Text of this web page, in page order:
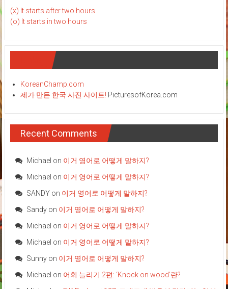
(x) It starts after two hours
(o) It starts in two hours
KoreanChamp.com
제가 만든 한국 사진 사이트! PicturesofKorea.com
Recent Comments
Michael on 이거 영어로 어떻게 말하지?
Michael on 이거 영어로 어떻게 말하지?
SANDYon 이거 영어로 어떻게 말하지?
Sandyon 이거 영어로 어떻게 말하지?
Michael on 이거 영어로 어떻게 말하지?
Michael on 이거 영어로 어떻게 말하지?
Sunnyon 이거 영어로 어떻게 말하지?
Michael on 어휘 늘리기 2편: ‘Knock on wood’란?